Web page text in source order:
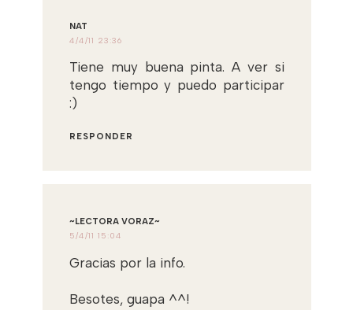
NAT
4/4/11 23:36
Tiene muy buena pinta. A ver si
tengo tiempo y puedo participar
:)
RESPONDER
~LECTORA VORAZ~
5/4/11 15:04
Gracias por la info.
Besotes, guapa ^^!